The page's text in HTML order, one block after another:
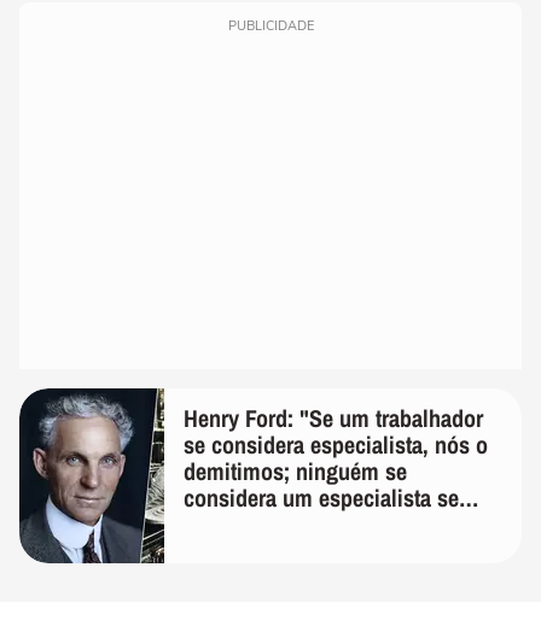
PUBLICIDADE
Henry Ford: "Se um trabalhador
se considera especialista, nós o
demitimos; ninguém se
considera um especialista se